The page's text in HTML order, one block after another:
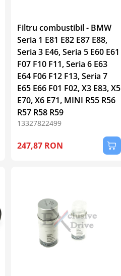
Filtru combustibil - BMW
Seria 1 E81 E82 E87 E88,
Seria 3 E46, Seria 5 E60 E61
F07 F10 F11, Seria 6 E63
E64 F06 F12 F13, Seria 7
E65 E66 F01 F02, X3 E83, X5
E70, X6 E71, MINI R55 R56
R57 R58 R59
13327822499
247,87 RON